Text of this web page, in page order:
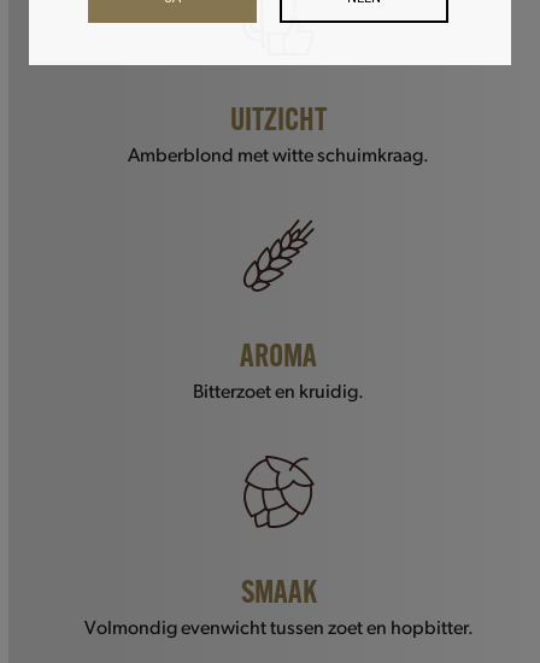
UITZICHT
Amberblond met witte schuimkraag.
AROMA
Bitterzoet en kruidig.
SMAAK
Volmondig evenwicht tussen zoet en hopbitter.